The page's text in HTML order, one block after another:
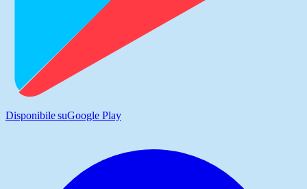
Disponibile suGoogle Play